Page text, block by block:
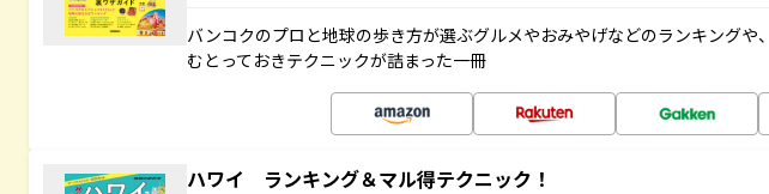
バンコクのプロと地球の歩き方が選ぶグルメやおみやげなどのランキングや
むとっておきテクニックが詰まった一冊
ハワイ ランキング＆マル得テクニック！